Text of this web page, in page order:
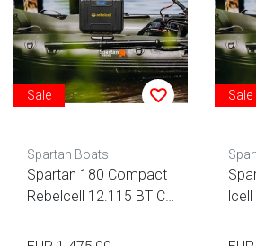
Sale
Spartan Boats
Spartan 180 Compact
Rebelcell 12.115 BT Co
Sale